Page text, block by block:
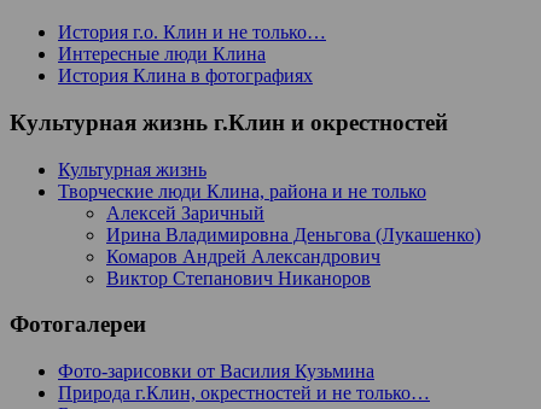
История г.о. Клин и не только…
Интересные люди Клина
История Клина в фотографиях
Культурная жизнь г.Клин и окрестностей
Культурная жизнь
Творческие люди Клина, района и не только
Алексей Заричный
Ирина Владимировна Деньгова (Лукашенко)
Комаров Андрей Александрович
Виктор Степанович Никаноров
Фотогалереи
Фото-зарисовки от Василия Кузьмина
Природа г.Клин, окрестностей и не только…